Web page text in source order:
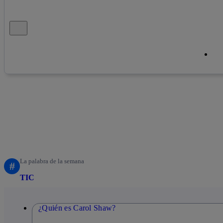
# La palabra de la semana
TIC
¿Quién es Carol Shaw?